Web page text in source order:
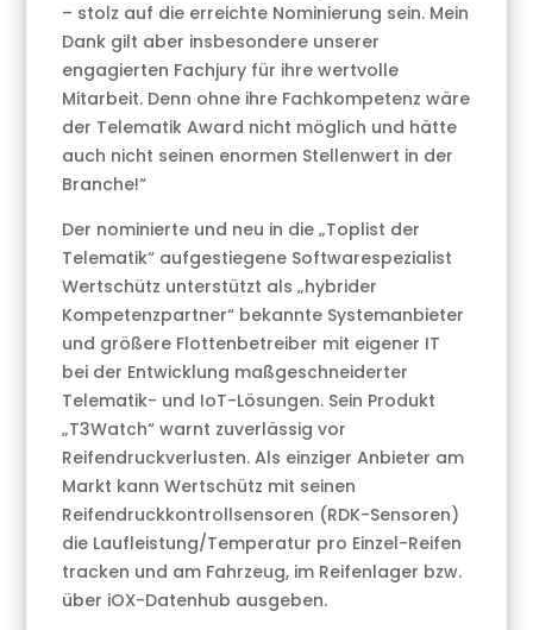
– stolz auf die erreichte Nominierung sein. Mein
Dank gilt aber insbesondere unserer
engagierten Fachjury für ihre wertvolle
Mitarbeit. Denn ohne ihre Fachkompetenz wäre
der Telematik Award nicht möglich und hätte
auch nicht seinen enormen Stellenwert in der
Branche!“
Der nominierte und neu in die „Toplist der
Telematik“ aufgestiegene Softwarespezialist
Wertschütz unterstützt als „hybrider
Kompetenzpartner“ bekannte Systemanbieter
und größere Flottenbetreiber mit eigener IT
bei der Entwicklung maßgeschneiderter
Telematik- und IoT-Lösungen. Sein Produkt
„T3Watch“ warnt zuverlässig vor
Reifendruckverlusten. Als einziger Anbieter am
Markt kann Wertschütz mit seinen
Reifendruckkontrollsensoren (RDK-Sensoren)
die Laufleistung/Temperatur pro Einzel-Reifen
tracken und am Fahrzeug, im Reifenlager bzw.
über iOX-Datenhub ausgeben.